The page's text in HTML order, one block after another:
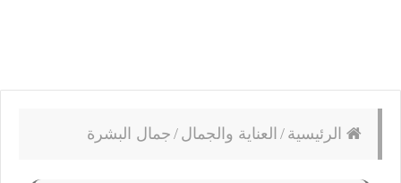
الرئيسية / العناية والجمال / جمال البشرة